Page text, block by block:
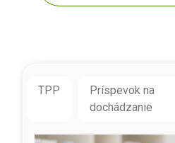
TPP
Príspevok na
dochádzanie